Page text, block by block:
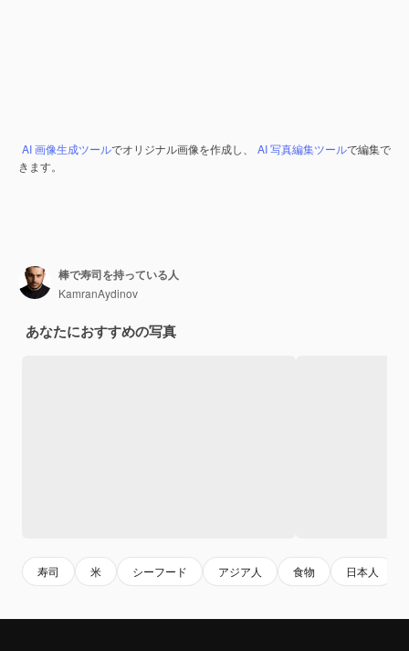
AI 画像生成ツールでオリジナル画像を作成し、 AI 写真編集ツールで編集で
きます。
棒で寿司を持っている人
KamranAydinov
あなたにおすすめの写真
寿司 米 シーフード アジア人 食物 日本人